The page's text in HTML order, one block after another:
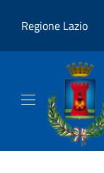
Regione Lazio